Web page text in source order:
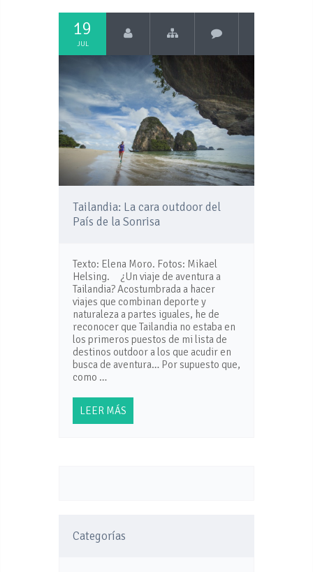
19
JUL
Tailandia: La cara outdoor del
País de la Sonrisa
Texto: Elena Moro. Fotos: Mikael
Helsing. ¿Un viaje de aventura a
Tailandia? Acostumbrada a hacer
viajes que combinan deporte y
naturaleza a partes iguales, he de
reconocer que Tailandia no estaba en
los primeros puestos de mi lista de
destinos outdoor a los que acudir en
busca de aventura… Por supuesto que,
como …
LEER MÁS
Categorías